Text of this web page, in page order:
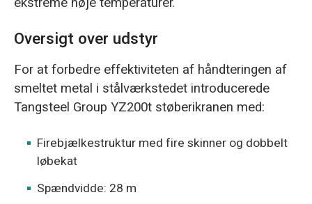
Oversigt over udstyr
For at forbedre effektiviteten af håndteringen af
smeltet metal i stålværkstedet introducerede
Tangsteel Group YZ200t støberikranen med:
Firebjælkestruktur med fire skinner og dobbelt
løbekat
Spændvidde: 28 m